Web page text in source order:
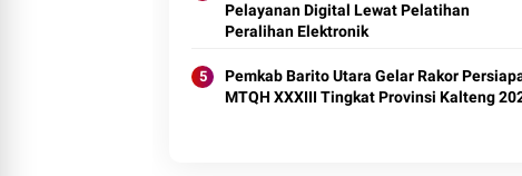
Pelayanan Digital Lewat Pelatihan
Peralihan Elektronik
Pemkab Barito Utara Gelar Rakor
MTQH XXXIII Tingkat Provinsi Kalteng